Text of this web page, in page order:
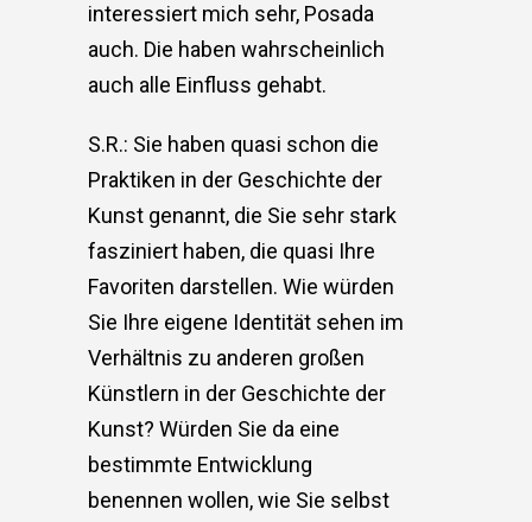
interessiert mich sehr, Posada
auch. Die haben wahrscheinlich
auch alle Einfluss gehabt.
S.R.: Sie haben quasi schon die
Praktiken in der Geschichte der
Kunst genannt, die Sie sehr stark
fasziniert haben, die quasi Ihre
Favoriten darstellen. Wie würden
Sie Ihre eigene Identität sehen im
Verhältnis zu anderen großen
Künstlern in der Geschichte der
Kunst? Würden Sie da eine
bestimmte Entwicklung
benennen wollen, wie Sie selbst